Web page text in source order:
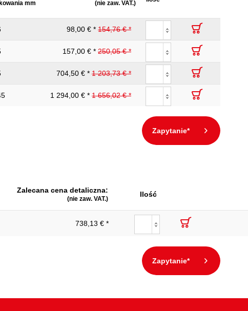
mm
(nie zaw. VAT.)
98,00 € * 154,76 € *
157,00 € * 250,05 € *
704,50 € * 1 203,73 € *
1 294,00 € * 1 656,02 € *
Zapytanie*
Zalecana cena detaliczna:
(nie zaw. VAT.)
Ilość
738,13 € *
Zapytanie*